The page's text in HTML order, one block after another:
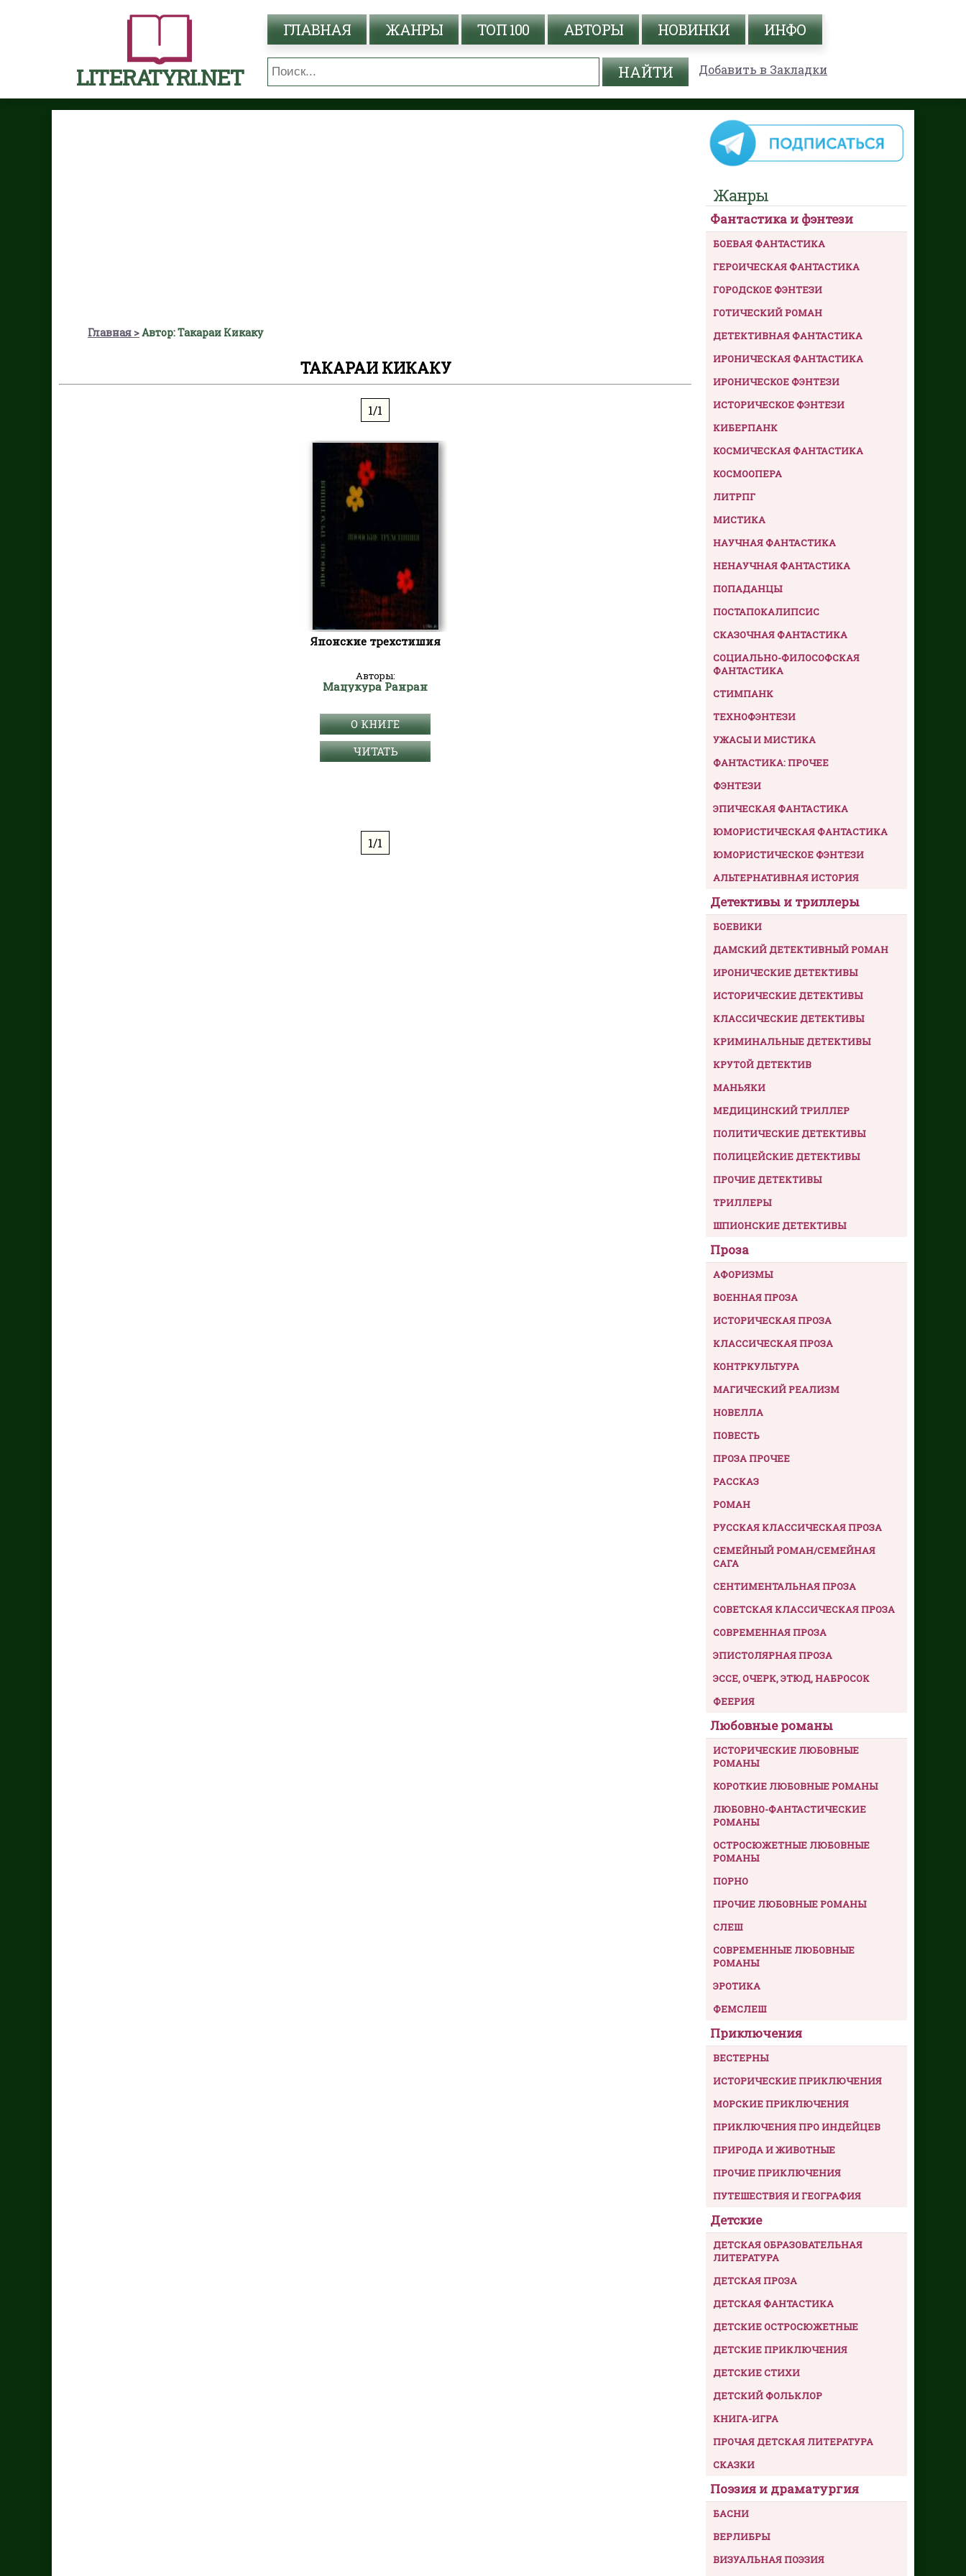
LITERATYRI.NET
ГЛАВНАЯ ЖАНРЫ ТОП 100 АВТОРЫ НОВИНКИ ИНФО
Добавить в Закладки
Главная Автор: Такараи Кикаку
ТАКАРАИ КИКАКУ
1/1
Японские трехстишия
Авторы:
Мацукура Ранран
О КНИГЕ
ЧИТАТЬ
1/1
Жанры
Фантастика и фэнтези
БОЕВАЯ ФАНТАСТИКА
ГЕРОИЧЕСКАЯ ФАНТАСТИКА
ГОРОДСКОЕ ФЭНТЕЗИ
ГОТИЧЕСКИЙ РОМАН
ДЕТЕКТИВНАЯ ФАНТАСТИКА
ИРОНИЧЕСКАЯ ФАНТАСТИКА
ИРОНИЧЕСКОЕ ФЭНТЕЗИ
ИСТОРИЧЕСКОЕ ФЭНТЕЗИ
КИБЕРПАНК
КОСМИЧЕСКАЯ ФАНТАСТИКА
КОСМООПЕРА
ЛИТРПГ
МИСТИКА
НАУЧНАЯ ФАНТАСТИКА
НЕНАУЧНАЯ ФАНТАСТИКА
ПОПАДАНЦЫ
ПОСТАПОКАЛИПСИС
СКАЗОЧНАЯ ФАНТАСТИКА
СОЦИАЛЬНО-ФИЛОСОФСКАЯ
ФАНТАСТИКА
СТИМПАНК
ТЕХНОФЭНТЕЗИ
УЖАСЫ И МИСТИКА
ФАНТАСТИКА: ПРОЧЕЕ
ФЭНТЕЗИ
ЭПИЧЕСКАЯ ФАНТАСТИКА
ЮМОРИСТИЧЕСКАЯ ФАНТАСТИКА
ЮМОРИСТИЧЕСКОЕ ФЭНТЕЗИ
АЛЬТЕРНАТИВНАЯ ИСТОРИЯ
Детективы и триллеры
БОЕВИКИ
ДАМСКИЙ ДЕТЕКТИВНЫЙ РОМАН
ИРОНИЧЕСКИЕ ДЕТЕКТИВЫ
ИСТОРИЧЕСКИЕ ДЕТЕКТИВЫ
КЛАССИЧЕСКИЕ ДЕТЕКТИВЫ
КРИМИНАЛЬНЫЕ ДЕТЕКТИВЫ
КРУТОЙ ДЕТЕКТИВ
МАНЬЯКИ
МЕДИЦИНСКИЙ ТРИЛЛЕР
ПОЛИТИЧЕСКИЕ ДЕТЕКТИВЫ
ПОЛИЦЕЙСКИЕ ДЕТЕКТИВЫ
ПРОЧИЕ ДЕТЕКТИВЫ
ТРИЛЛЕРЫ
ШПИОНСКИЕ ДЕТЕКТИВЫ
Проза
АФОРИЗМЫ
ВОЕННАЯ ПРОЗА
ИСТОРИЧЕСКАЯ ПРОЗА
КЛАССИЧЕСКАЯ ПРОЗА
КОНТРКУЛЬТУРА
МАГИЧЕСКИЙ РЕАЛИЗМ
НОВЕЛЛА
ПОВЕСТЬ
ПРОЗА ПРОЧЕЕ
РАССКАЗ
РОМАН
РУССКАЯ КЛАССИЧЕСКАЯ ПРОЗА
СЕМЕЙНЫЙ РОМАН/СЕМЕЙНАЯ
САГА
СЕНТИМЕНТАЛЬНАЯ ПРОЗА
СОВЕТСКАЯ КЛАССИЧЕСКАЯ ПРОЗА
СОВРЕМЕННАЯ ПРОЗА
ЭПИСТОЛЯРНАЯ ПРОЗА
ЭССЕ, ОЧЕРК, ЭТЮД, НАБРОСОК
ФЕЕРИЯ
Любовные романы
ИСТОРИЧЕСКИЕ ЛЮБОВНЫЕ
РОМАНЫ
КОРОТКИЕ ЛЮБОВНЫЕ РОМАНЫ
ЛЮБОВНО-ФАНТАСТИЧЕСКИЕ
РОМАНЫ
ОСТРОСЮЖЕТНЫЕ ЛЮБОВНЫЕ
РОМАНЫ
ПОРНО
ПРОЧИЕ ЛЮБОВНЫЕ РОМАНЫ
СЛЕШ
СОВРЕМЕННЫЕ ЛЮБОВНЫЕ
РОМАНЫ
ЭРОТИКА
ФЕМСЛЕШ
Приключения
ВЕСТЕРНЫ
ИСТОРИЧЕСКИЕ ПРИКЛЮЧЕНИЯ
МОРСКИЕ ПРИКЛЮЧЕНИЯ
ПРИКЛЮЧЕНИЯ ПРО ИНДЕЙЦЕВ
ПРИРОДА И ЖИВОТНЫЕ
ПРОЧИЕ ПРИКЛЮЧЕНИЯ
ПУТЕШЕСТВИЯ И ГЕОГРАФИЯ
Детские
ДЕТСКАЯ ОБРАЗОВАТЕЛЬНАЯ
ЛИТЕРАТУРА
ДЕТСКАЯ ПРОЗА
ДЕТСКАЯ ФАНТАСТИКА
ДЕТСКИЕ ОСТРОСЮЖЕТНЫЕ
ДЕТСКИЕ ПРИКЛЮЧЕНИЯ
ДЕТСКИЕ СТИХИ
ДЕТСКИЙ ФОЛЬКЛОР
КНИГА-ИГРА
ПРОЧАЯ ДЕТСКАЯ ЛИТЕРАТУРА
СКАЗКИ
Поэзия и драматургия
БАСНИ
ВЕРЛИБРЫ
ВИЗУАЛЬНАЯ ПОЭЗИЯ